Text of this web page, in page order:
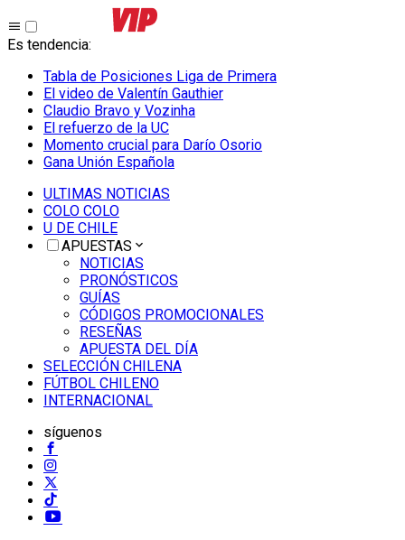
Es tendencia:
Tabla de Posiciones Liga de Primera
El video de Valentín Gauthier
Claudio Bravo y Vozinha
El refuerzo de la UC
Momento crucial para Darío Osorio
Gana Unión Española
ULTIMAS NOTICIAS
COLO COLO
U DE CHILE
APUESTAS
NOTICIAS
PRONÓSTICOS
GUÍAS
CÓDIGOS PROMOCIONALES
RESEÑAS
APUESTA DEL DÍA
SELECCIÓN CHILENA
FÚTBOL CHILENO
INTERNACIONAL
síguenos